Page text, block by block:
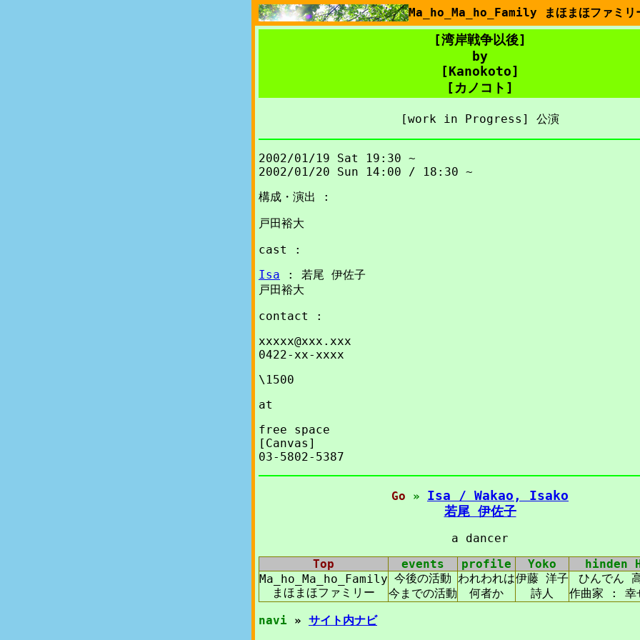
Ma_ho_Ma_ho_Family まほまほファミリ
[湾岸戦争以後]
by
[Kanokoto]
[カノコト]
[work in Progress] 公演
2002/01/19 Sat 19:30 ~
2002/01/20 Sun 14:00 / 18:30 ~
構成・演出 :
戸田裕大
cast :
Isa : 若尾 伊佐子
戸田裕大
contact :
xxxxx@xxx.xxx
0422-xx-xxxx
\1500
at
free space
[Canvas]
03-5802-5387
Go » Isa / Wakao, Isako
若尾 伊佐子
a dancer
Top
events profile Yoko
hinden
Ma_ho_Ma_ho_Family
まほまほファミリー
今後の活動
今までの活動
われわれは
何者か
伊藤 洋子
詩人
ひんでん
作曲家 : 幸
navi » サイト内ナビ